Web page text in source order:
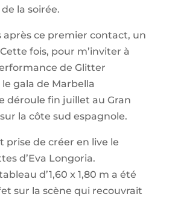
la soirée.
après ce premier contact, un
fois, pour m’inviter à
de Glitter
gala de Marbella
déroule fin juillet au Gran
la côte sud espagnole.
prise de créer en live le
d’Eva Longoria.
d’1,60 x 1,80 m a été
sur la scène qui recouvrait